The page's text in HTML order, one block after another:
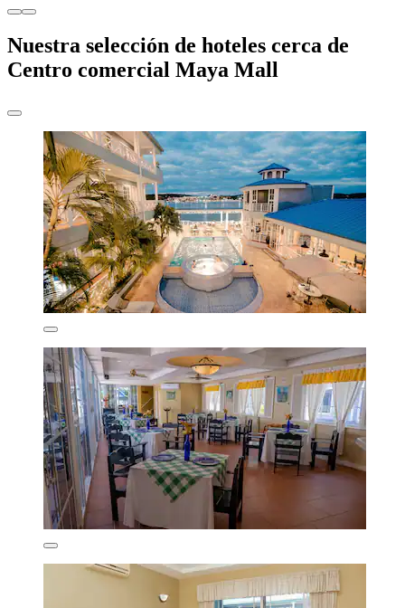
Nuestra selección de hoteles cerca de
Centro comercial Maya Mall